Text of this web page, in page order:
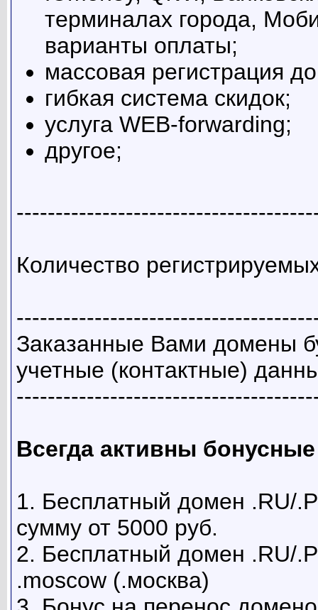
терминалах города,
варианты оплаты;
массовая регистрация
гибкая система скидок;
услуга WEB-forwarding;
другое;
Количество
Заказанные Вами домены
учетные (контактные)
Всегда активны
1. Бесплатный домен .RU/
сумму от 5000 руб.
2. Бесплатный домен .RU/
.moscow (.москва)